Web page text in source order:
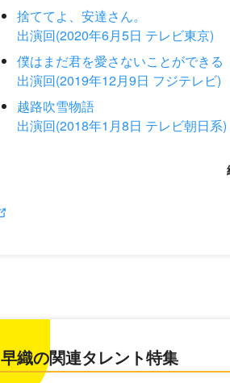
捨ててよ、安達さん。
出演回(2020年6月5日 テレビ東京)
僕はまだ君を愛さないことができる
出演回(2019年12月9日 フジテレビ)
越路吹雪物語
出演回(2018年1月8日 テレビ朝日系)
早織の関連タレント特集